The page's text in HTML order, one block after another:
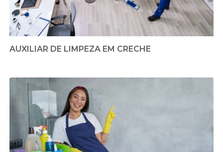
AUXILIAR DE LIMPEZA EM CRECHE